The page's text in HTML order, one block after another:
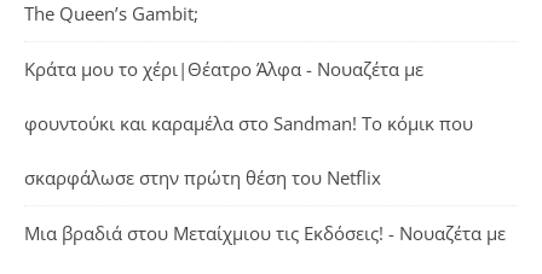
The Queen’s Gambit;
Κράτα μου το χέρι|Θέατρο Άλφα - Νουαζέτα με
φουντούκι και καραμέλα στο Sandman! Το κόμικ που
σκαρφάλωσε στην πρώτη θέση του Netflix
Μια βραδιά στου Μεταίχμιου τις Εκδόσεις! - Νουαζέτα με